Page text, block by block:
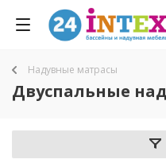
Надувные матрасы
Двуспальные